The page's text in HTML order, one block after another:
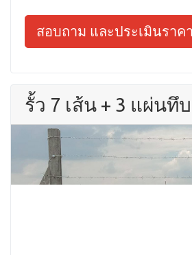
สอบถาม และประเมินราคา
รั้ว 7 เส้น + 3 แผ่นทึบ